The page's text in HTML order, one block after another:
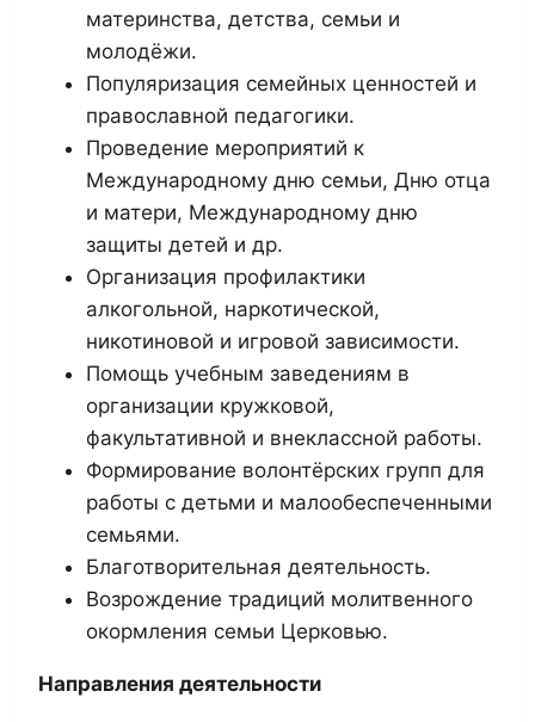
материнства, детства, семьи и
молодёжи.
Популяризация семейных ценностей и
православной педагогики.
Проведение мероприятий к
Международному дню семьи, Дню отца
и матери, Международному дню
защиты детей и др.
Организация профилактики
алкогольной, наркотической,
никотиновой и игровой зависимости.
Помощь учебным заведениям в
организации кружковой,
факультативной и внеклассной работы.
Формирование волонтёрских групп для
работы с детьми и малообеспеченными
семьями.
Благотворительная деятельность.
Возрождение традиций молитвенного
окормления семьи Церковью.
Направления деятельности